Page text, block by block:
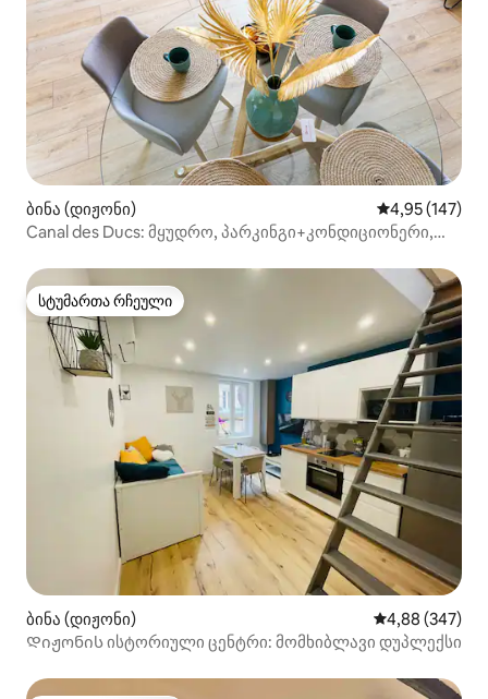
ბინა (დიჟონი) საშუალო
4,95 (147)
Canal des Ducs: მყუდრო, პარკინგი+კონდიციონერი,
სტუმართა რჩეული
სტუმართა რჩეული
ბინა (დიჟონი) საშუალო
4,88 (347)
Დიჟონის ისტორიული ცენტრი: მომხიბლავი დუპლექსი